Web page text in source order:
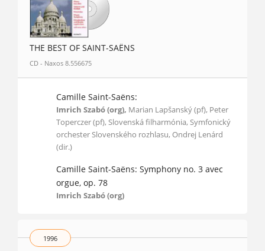
THE BEST OF SAINT-SAËNS
CD - Naxos 8.556675
Camille Saint-Saëns:
Imrich Szabó (org), Marian Lapšanský (pf), Peter
Toperczer (pf), Slovenská filharmónia, Symfonický
orchester Slovenského rozhlasu, Ondrej Lenárd
(dir.)
Camille Saint-Saëns: Symphony no. 3 avec
orgue, op. 78
Imrich Szabó (org)
1996